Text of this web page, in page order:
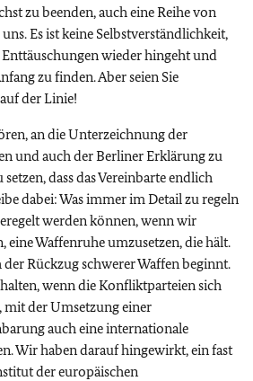
zu beenden, auch eine Reihe von
Es ist keine Selbstverständlichkeit,
Enttäuschungen wieder hingeht und
zu finden. Aber seien Sie
der Linie!
an die Unterzeichnung der
und auch der Berliner Erklärung zu
dass das Vereinbarte endlich
dabei: Was immer im Detail zu regeln
werden können, wenn wir
eine Waffenruhe umzusetzen, die hält.
Rückzug schwerer Waffen beginnt.
wenn die Konfliktparteien sich
mit der Umsetzung einer
auch eine internationale
Wir haben darauf hingewirkt, ein fast
der europäischen